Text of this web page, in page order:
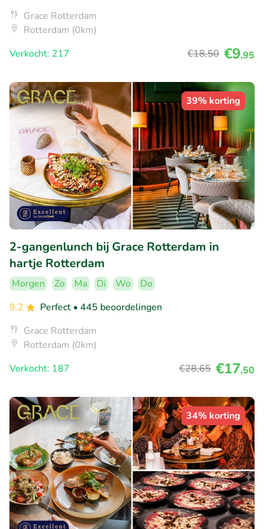
Grace Rotterdam
Rotterdam (0km)
Verkocht: 217
€18,50 €9,95
39% korting
2-gangenlunch bij Grace Rotterdam in
hartje Rotterdam
Morgen Zo Ma Di Wo
Do
9.2
Perfect • 445 beoordelingen
Grace Rotterdam
Rotterdam (0km)
Verkocht: 187
€28,65 €17,50
34% korting